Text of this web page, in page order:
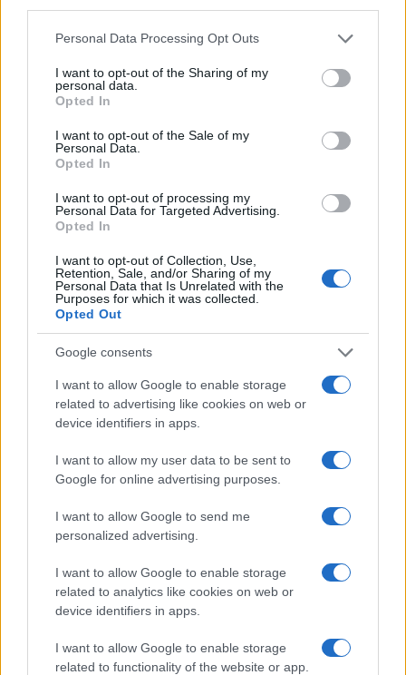
Please note that this website/app uses one or more Google
not limited to your visit or usage behaviour. You may click to
grant or deny consent to Google and its third-party tags to
use your data for below specified purposes in below Google
consent section.
Personal Data Processing Opt Outs
I want to opt-out of the Sharing of my
personal data.
Opted In
I want to opt-out of the Sale of my
Personal Data.
Opted In
I want to opt-out of processing my
Personal Data for Targeted Advertising.
Opted In
I want to opt-out of Collection, Use,
Retention, Sale, and/or Sharing of my
Personal Data that Is Unrelated with the
Purposes for which it was collected.
Opted Out
Google consents
I want to allow Google to enable storage
related to advertising like cookies on web or
device identifiers in apps.
I want to allow my user data to be sent to
Google for online advertising purposes.
I want to allow Google to send me
personalized advertising.
I want to allow Google to enable storage
related to analytics like cookies on web or
device identifiers in apps.
I want to allow Google to enable storage
related to functionality of the website or app.
Cómo la crisis de refino está afectando los precios de la
gasolina y el diésel
Lucía Herrera · 7 Ago 2026
FINANZAS
Intervención conjunta de Japón y EE.UU. para frenar la caída
Marta Ruiz · 7 Ago 2026